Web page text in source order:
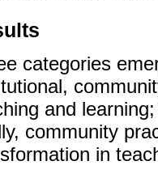
categories
and
community
in